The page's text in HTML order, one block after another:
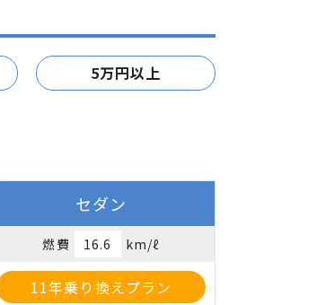
5万円以上
セダン
燃費 16.6 km/ℓ
11年乗り換えプラン